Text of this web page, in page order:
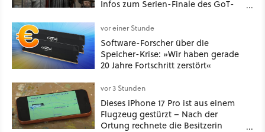
Infos zum Serien-Finale des GoT-
vor einer Stunde
Software-Forscher über die
Speicher-Krise: »Wir haben gerade
20 Jahre Fortschritt zerstört«
vor 3 Stunden
Dieses iPhone 17 Pro ist aus einem
Flugzeug gestürzt – Nach der
Ortung rechnete die Besitzerin